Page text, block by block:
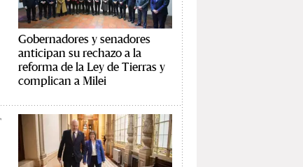
Gobernadores y senadores
anticipan su rechazo a la
reforma de la Ley de Tierras y
complican a Milei